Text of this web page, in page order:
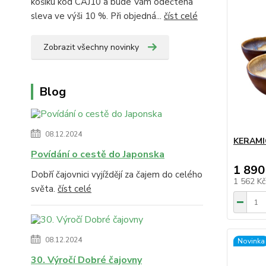
sleva ve výši 10 %. Při objedná... číst celé
Zobrazit všechny novinky
Blog
08.12.2024
Povídání o cestě do Japonska
Dobří čajovnici vyjíždějí za čajem do celého
světa. číst celé
08.12.2024
30. Výročí Dobré čajovny
1
1 562
Novinka